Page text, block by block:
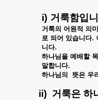
i) 거룩함입
거룩의 어원적 의
로 되어 있습니다.
니다.
하나님을 예배할
말합니다.
하나님의
뜻은 우
ii) 거룩은 하